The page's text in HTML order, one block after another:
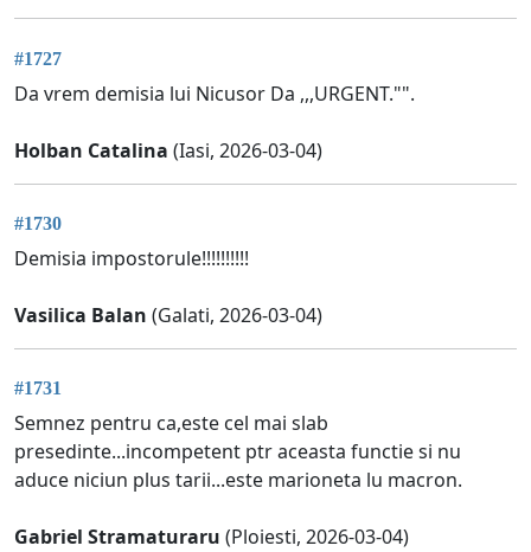
#1727
Da vrem demisia lui Nicusor Da ,,,URGENT."".
Holban Catalina (Iasi, 2026-03-04)
#1730
Demisia impostorule!!!!!!!!!!
Vasilica Balan (Galati, 2026-03-04)
#1731
Semnez pentru ca,este cel mai slab
presedinte...incompetent ptr aceasta functie si nu
aduce niciun plus tarii...este marioneta lu macron.
Gabriel Stramaturaru (Ploiesti, 2026-03-04)